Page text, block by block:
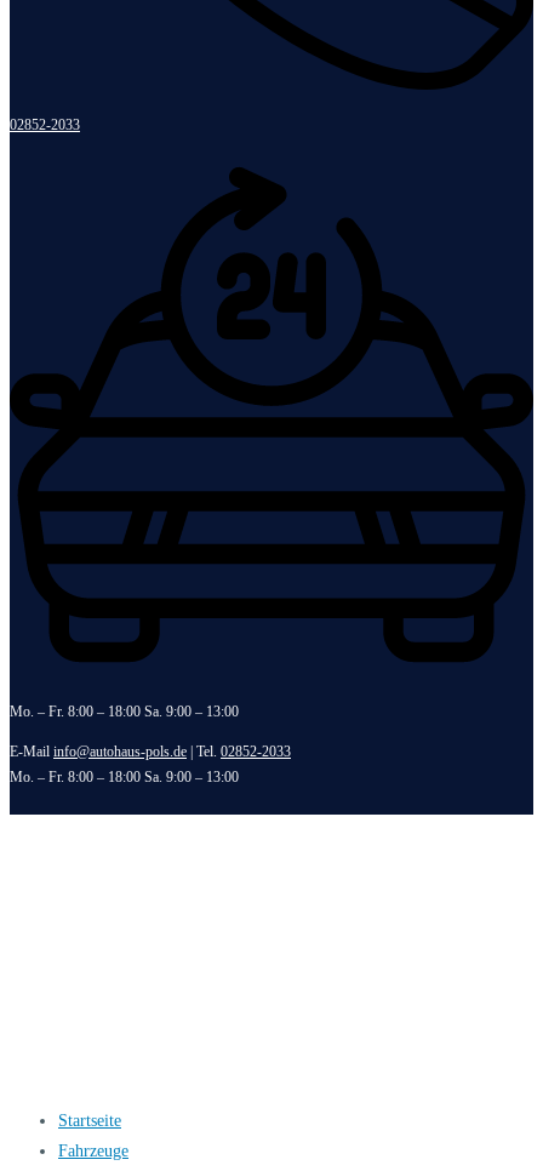
02852-2033
Mo. – Fr. 8:00 – 18:00 Sa. 9:00 – 13:00
E-Mail info@autohaus-pols.de | Tel. 02852-2033
Mo. – Fr. 8:00 – 18:00 Sa. 9:00 – 13:00
Startseite
Fahrzeuge